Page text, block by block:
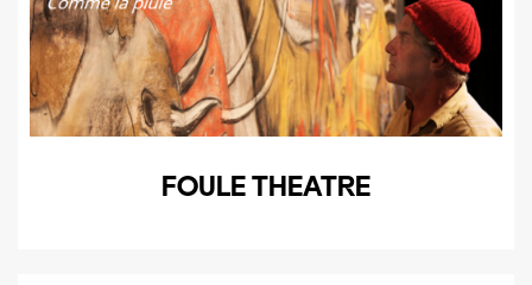
FOULE THEATRE